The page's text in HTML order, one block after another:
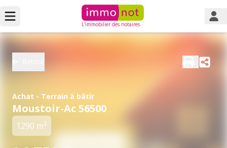
L'immobilier des notaires
Achat - Terrain à bâtir
Moustoir-Ac 56500
1290 m2